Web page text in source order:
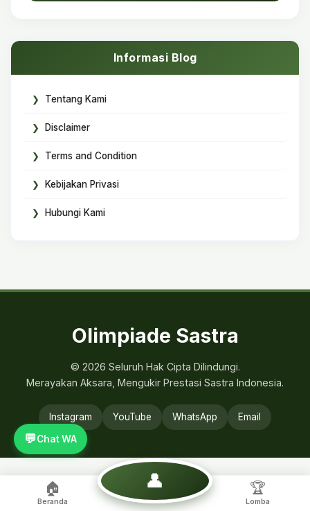
Informasi Blog
Tentang Kami
Disclaimer
Terms and Condition
Kebijakan Privasi
Hubungi Kami
Olimpiade Sastra
© 2026 Seluruh Hak Cipta Dilindungi.
Merayakan Aksara, Mengukir Prestasi Sastra Indonesia.
Instagram YouTube WhatsApp Email
💬Chat WA
🏠
Beranda
👤 🏆
Lomba